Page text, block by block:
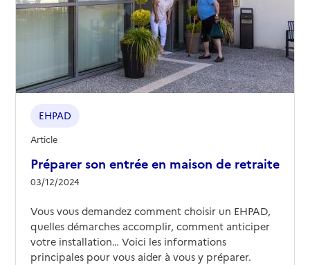
Préparer son entrée en maison de retraite
03/12/2024
EHPAD
Article
Vous vous demandez comment choisir un EHPAD,
quelles démarches accomplir, comment anticiper
votre installation… Voici les informations
principales pour vous aider à vous y préparer.